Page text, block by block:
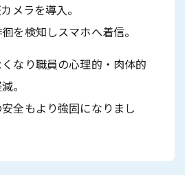
メラを導入。
を検知しスマホへ着信。
なり職員の心理的・肉体的
。
全もより強固になりまし